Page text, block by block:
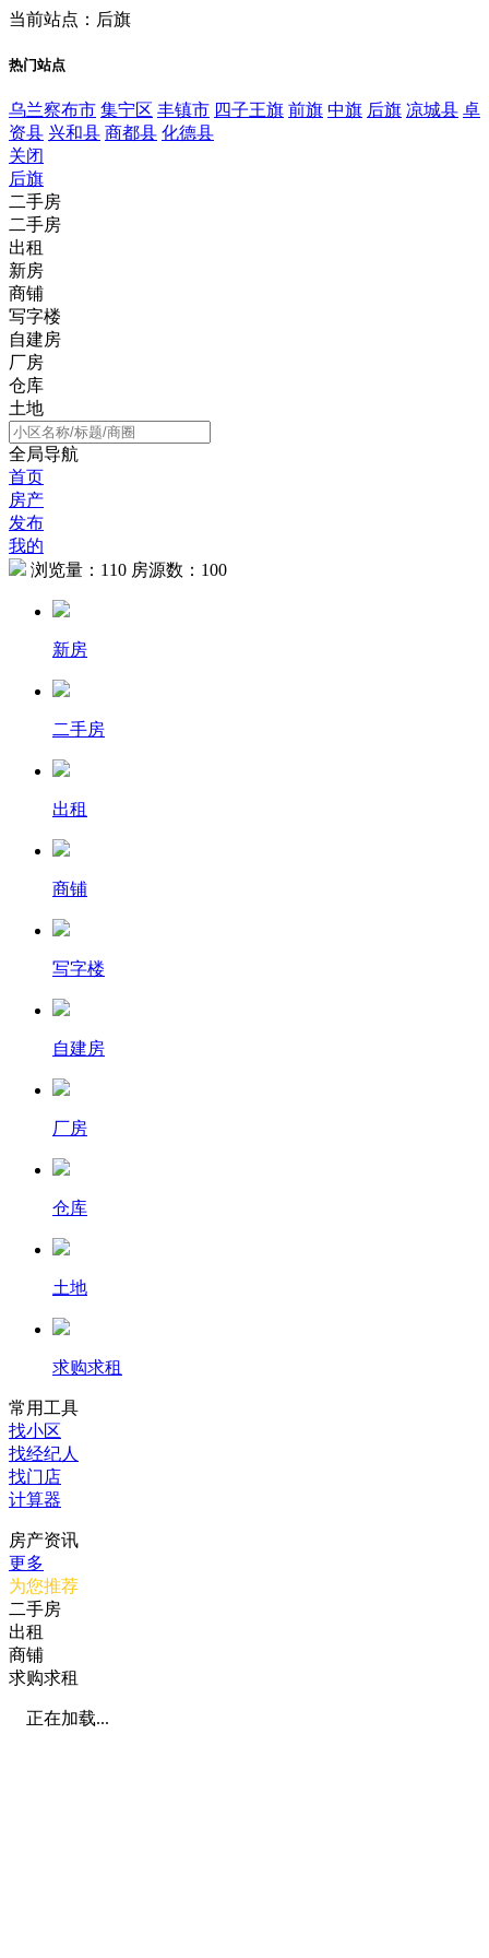
当前站点：后旗
热门站点
乌兰察布市 集宁区 丰镇市 四子王旗 前旗 中旗 后旗 凉城县 卓
资县 兴和县 商都县 化德县
关闭
后旗
二手房
二手房
出租
新房
商铺
写字楼
自建房
厂房
仓库
土地
全局导航
首页
房产
发布
我的
浏览量： 110 房源数： 100
新房
二手房
出租
商铺
写字楼
自建房
厂房
仓库
土地
求购求租
常用工具
找小区
找经纪人
找门店
计算器
房产资讯
更多
为您推荐
二手房
出租
商铺
求购求租
正在加载...